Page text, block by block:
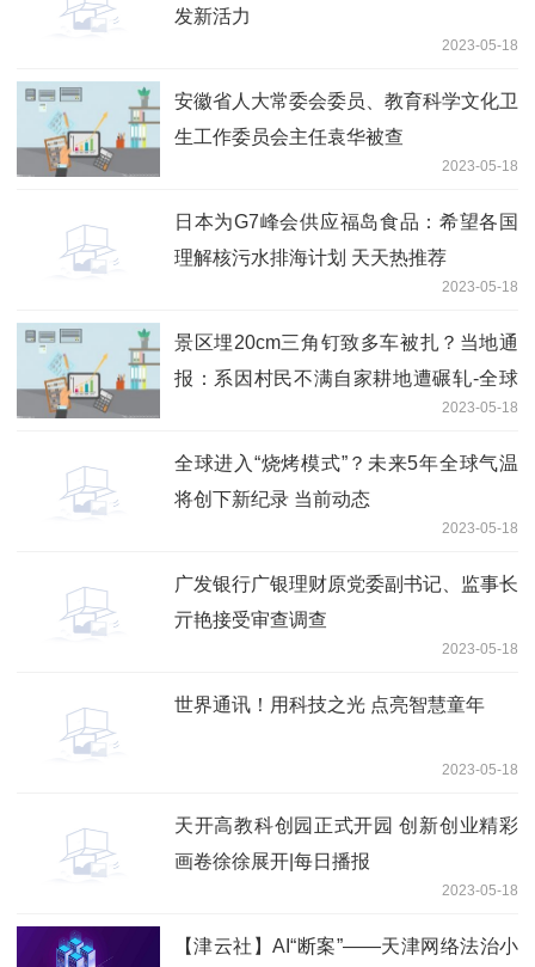
发新活力
2023-05-18
安徽省人大常委会委员、教育科学文化卫
生工作委员会主任袁华被查
2023-05-18
日本为G7峰会供应福岛食品：希望各国
理解核污水排海计划 天天热推荐
2023-05-18
景区埋20cm三角钉致多车被扎？当地通
报：系因村民不满自家耕地遭碾轧-全球
2023-05-18
全球进入“烧烤模式”？未来5年全球气温
将创下新纪录 当前动态
2023-05-18
广发银行广银理财原党委副书记、监事长
亓艳接受审查调查
2023-05-18
世界通讯！用科技之光 点亮智慧童年
2023-05-18
天开高教科创园正式开园 创新创业精彩
画卷徐徐展开|每日播报
2023-05-18
【津云社】AI“断案”——天津网络法治小